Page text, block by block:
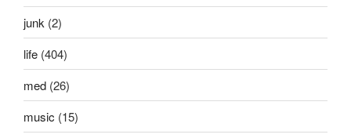
junk (2)
life (404)
med (26)
music (15)